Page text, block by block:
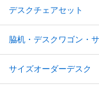
デスクチェアセット
脇机・デスクワゴン・
サイズオーダーデスク